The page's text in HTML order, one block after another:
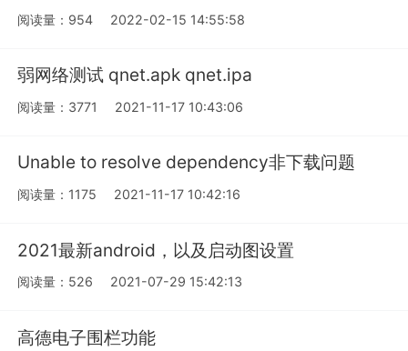
阅读量：954 2022-02-15 14:55:58
弱网络测试 qnet.apk qnet.ipa
阅读量：3771 2021-11-17 10:43:06
Unable to resolve dependency非下载问题
阅读量：1175 2021-11-17 10:42:16
2021最新android，以及启动图设置
阅读量：526 2021-07-29 15:42:13
高德电子围栏功能